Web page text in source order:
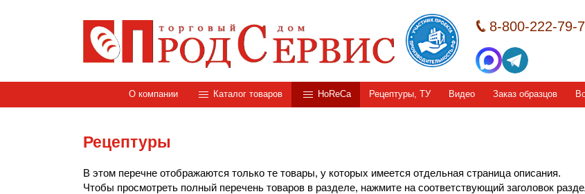
8-800-222-79-
О компании Каталог товаров HoReCa Рецептуры, ТУ Видео Заказ образцов
Рецептуры
В этом перечне отображаются только те товары, у которых имеется отдельная страница описания.
Чтобы просмотреть полный перечень товаров в разделе, нажмите на соответствующий заголовок